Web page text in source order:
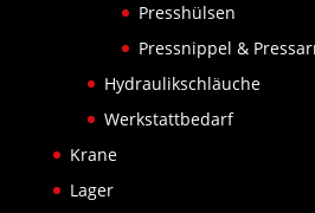
Presshülsen
Pressnippel &
Hydraulikschläuche
Werkstattbedarf
Krane
Lager